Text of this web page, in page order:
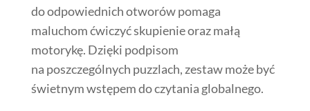
do odpowiednich otworów pomaga
maluchom ćwiczyć skupienie oraz małą
motorykę. Dzięki podpisom
na poszczególnych puzzlach, zestaw może być
świetnym wstępem do czytania globalnego.